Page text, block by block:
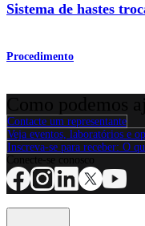
Sistema de hastes
Procedimento
Contacte um representante
Veja eventos, laboratórios e
Inscreva-se para receber: O